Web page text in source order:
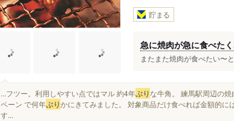
貯まる
急に焼肉が急に食べた
またまた焼肉が食べたい〜
...フツー。利用しやすい点ではマル 約4年ぶりな牛角。 練馬駅周辺の
ペーン で何年ぶりかにきてみました。 対象商品だけ食べれば金額的に
す...